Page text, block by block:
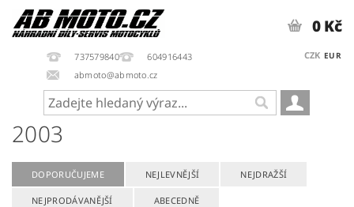
737579840
604916443
abmoto@abmoto.cz
CZK EUR
0 Kč
2003
DOPORUČUJEME NEJLEVNĚJŠÍ NEJDRAŽŠÍ
NEJPRODÁVANĚJŠÍ ABECEDNĚ